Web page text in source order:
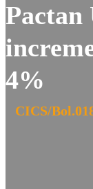
Pactan
4%
CICS/